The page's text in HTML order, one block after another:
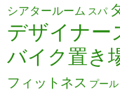
シアタールーム スパ
デザイナー
バイク置き
フィットネス プール